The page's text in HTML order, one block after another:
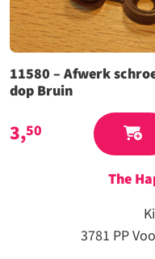
11580 – Afwerk
dop Bruin
3,50
The
3781 PP